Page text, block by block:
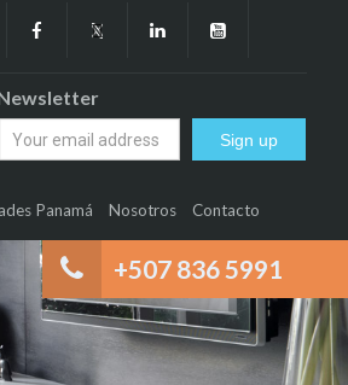
+507 836 5991
Panamá Nosotros Contacto